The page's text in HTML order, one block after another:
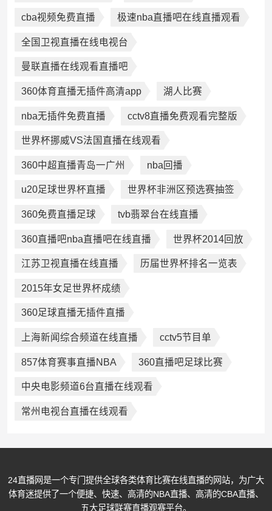
cba视频免费直播 极速nba直播吧在线直播观看
全国卫视直播在线电视台
曼联直播在线观看直播吧
360体育直播无插件高清app 湖人比赛
nba无插件免费直播 cctv8直播免费观看完整版
世界杯挪威VS法国直播在线观看
360中超直播青岛一广州 nba回播
u20足球世界杯直播 世界杯非洲区预选赛抽签
360免费直播足球 tvb翡翠台在线直播
360直播吧nba直播吧在线直播 世界杯2014回放
江苏卫视直播在线直播 历届世界杯排名一览表
2015年女足世界杯成绩
360足球直播无插件直播
上海新闻综合频道在线直播 cctv5节目单
857体育赛事直播NBA 360直播吧足球比赛
中央电影频道6台直播在线观看
常州电视台直播在线观看
24直播网是一个专门提供全球各类体育比赛在线直播的网站，为广大
体育迷提供了一个便捷、快速、高清的NBA直播、高清的CBA直播、
五大足球联赛直播观赛平台。